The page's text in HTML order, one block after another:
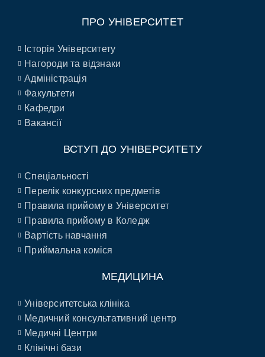
ПРО УНІВЕРСИТЕТ
Історія Університету
Нагороди та відзнаки
Адміністрація
Факультети
Кафедри
Вакансії
ВСТУП ДО УНІВЕРСИТЕТУ
Спеціальності
Перелік конкурсних предметів
Правила прийому в Університет
Правила прийому в Коледж
Вартість навчання
Приймальна коміся
МЕДИЦИНА
Університетська клініка
Медичний консультативний центр
Медичні Центри
Клінічні бази